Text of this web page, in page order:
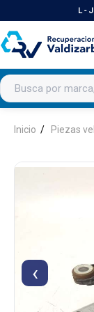
L -
Buscar productos
Inicio Piezas
‹